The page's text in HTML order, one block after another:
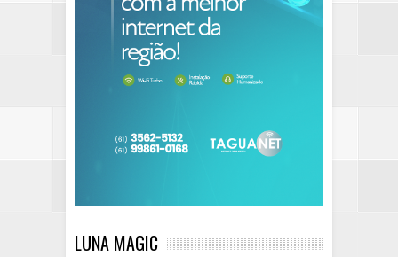
LUNA MAGIC